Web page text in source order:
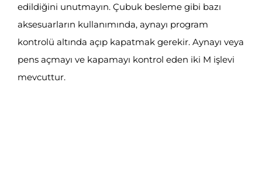
edildiğini unutmayın. Çubuk besleme gibi bazı
aksesuarların kullanımında, aynayı program
kontrolü altında açıp kapatmak gerekir. Aynayı veya
pens açmayı ve kapamayı kontrol eden iki M işlevi
mevcuttur.